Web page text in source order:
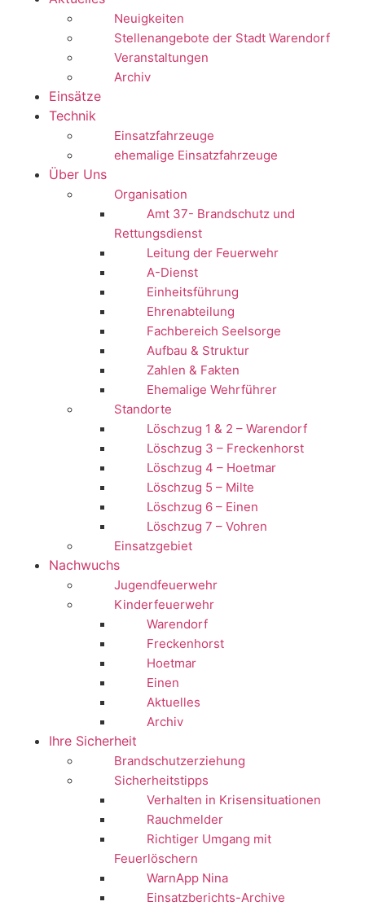
Neuigkeiten
Stellenangebote der Stadt Warendorf
Veranstaltungen
Archiv
Einsätze
Technik
Einsatzfahrzeuge
ehemalige Einsatzfahrzeuge
Über Uns
Organisation
Amt 37- Brandschutz und
Rettungsdienst
Leitung der Feuerwehr
A-Dienst
Einheitsführung
Ehrenabteilung
Fachbereich Seelsorge
Aufbau & Struktur
Zahlen & Fakten
Ehemalige Wehrführer
Standorte
Löschzug 1 & 2 – Warendorf
Löschzug 3 – Freckenhorst
Löschzug 4 – Hoetmar
Löschzug 5 – Milte
Löschzug 6 – Einen
Löschzug 7 – Vohren
Einsatzgebiet
Nachwuchs
Jugendfeuerwehr
Kinderfeuerwehr
Warendorf
Freckenhorst
Hoetmar
Einen
Aktuelles
Archiv
Ihre Sicherheit
Brandschutzerziehung
Sicherheitstipps
Verhalten in Krisensituationen
Rauchmelder
Richtiger Umgang mit
Feuerlöschern
WarnApp Nina
Einsatzberichts-Archive